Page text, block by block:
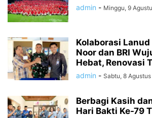
admin - Minggu, 9
Kolaborasi
Noor dan BRI
Hebat, Renovasi
admin - Sabtu, 8
Berbagi Kasih
Hari Bakti Ke-79